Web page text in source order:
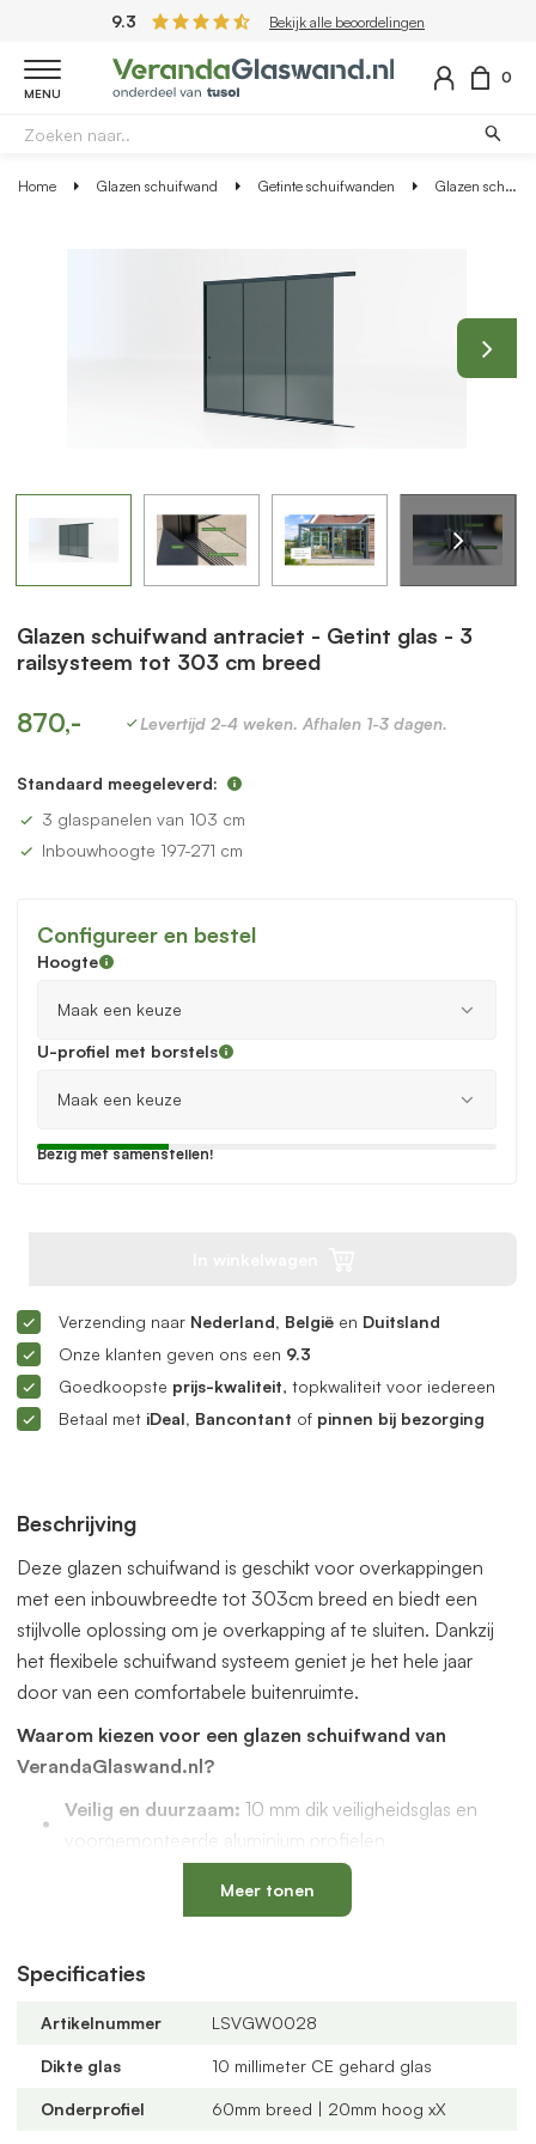
9.3 Bekijk alle beoordelingen
MENU
0
Home Glazen schuifwand Getinte schuifwanden Glazen schuifwand antraciet - Getint glas - 3 railsysteem tot 303 cm breed
Beschrijving
Deze glazen schuifwand is geschikt voor overkappingen
met een inbouwbreedte tot 303cm breed en biedt een
stijlvolle oplossing om je overkapping af te sluiten. Dankzij
het flexibele schuifwand systeem geniet je het hele jaar
door van een comfortabele buitenruimte.
Waarom kiezen voor een glazen schuifwand van
VerandaGlaswand.nl?
Veilig en duurzaam: 10 mm dik veiligheidsglas en
voorgemonteerde aluminium profielen
met een vervangbaar loopspoor,
geïntegreerde waterafvoer en verkrijgbaar in antraciet
Verstelbare kunststof wielen
Altijd passend bij jouw veranda
verschillende maten, glastypes en steellook
U-profielen met tochtborstelsvoor een tochtvrije
Meer tonen
Specificaties
Artikelnummer LSVGW0028
Dikte glas 10 millimeter CE gehard glas
Onderprofiel 60mm breed | 20mm hoog xX
Glazen schuifwand antraciet - Getint glas - 3
railsysteem tot 303 cm breed
870,- Levertijd 2-4 weken. Afhalen 1-3 dagen.
Standaard meegeleverd:
3 glaspanelen van 103 cm
Inbouwhoogte 197-271 cm
Configureer en bestel
Hoogte
U-profiel met borstels
Bezig met samenstellen!
Verzending naar Nederland, België en Duitsland
Onze klanten geven ons een 9.3
Goedkoopste prijs-kwaliteit, topkwaliteit voor iedereen
Betaal met iDeal, Bancontant of pinnen bij bezorging